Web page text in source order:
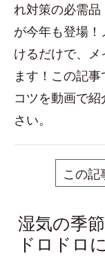
れ対策の必需品
が今年も登場
けるだけで、
ます！この記
コツを動画で
さい。
この記
湿気の季
ドロドロに